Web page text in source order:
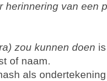
herinnering van een
zou kunnen doen
of naam.
als